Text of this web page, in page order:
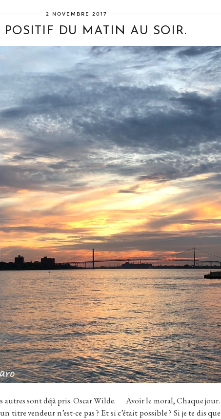
2 NOVEMBRE 2017
POSITIF DU MATIN AU SOIR.
autres sont déjà pris. Oscar Wilde. Avoir le moral, Chaque
titre vendeur n’est-ce pas ? Et si c’était possible ? Si je te dis